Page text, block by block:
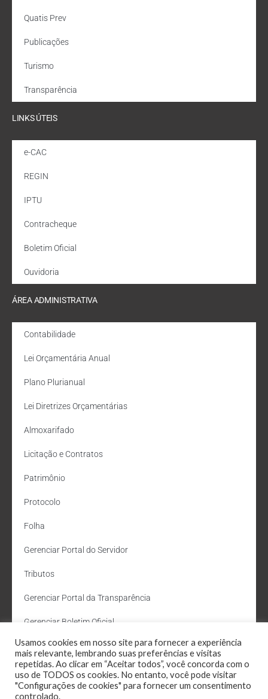
Quatis Prev
Publicações
Turismo
Transparência
LINKS ÚTEIS
e-CAC
REGIN
IPTU
Contracheque
Boletim Oficial
Ouvidoria
ÁREA ADMINISTRATIVA
Contabilidade
Lei Orçamentária Anual
Plano Plurianual
Lei Diretrizes Orçamentárias
Almoxarifado
Licitação e Contratos
Patrimônio
Protocolo
Folha
Gerenciar Portal do Servidor
Tributos
Gerenciar Portal da Transparência
Gerenciar Boletim Oficial
Departamento de Água e Esgoto
Administração Site
Webmail
Usamos cookies em nosso site para fornecer a experiência
mais relevante, lembrando suas preferências e visitas
repetidas. Ao clicar em “Aceitar todos”, você concorda com o
uso de TODOS os cookies. No entanto, você pode visitar
"Configurações de cookies" para fornecer um consentimento
controlado.